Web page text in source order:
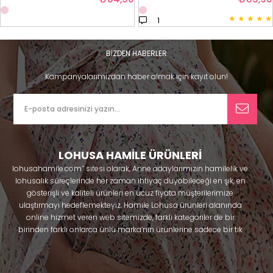
★ ★ ★ ★ ★
1
BİZDEN HABERLER
Kampanyalarımızdan haber almak için kayıt olun!
LOHUSA HAMİLE ÜRÜNLERİ
lohusahamile.com’’ sitesi olarak, Anne adaylarımızın hamilelik ve
lohusalık süreçlerinde her zaman ihtiyaç duyabileceği en şık, en
gösterişli ve kaliteli ürünleri en ucuz fiyata müşterilerimize
ulaştırmayı hedeflemekteyiz. Hamile Lohusa ürünleri alanında
online hizmet veren web sitemizde, farklı kategoriler de bir
birinden farklı onlarca ünlü marka’nın ürünlerine sadece bir tık
uzaklıkta olacaksınız. Hem hamilelik öncesi hem doğum sonrası
kullanabileceğiniz ürünler ile gebelik döneminizi huzur içinde
geçirmenize yardımcı olmaya çalışmaktayız. Annelerimizin